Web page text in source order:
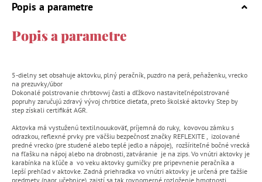
Popis a parametre
Popis a parametre
5-dielny set obsahuje aktovku, plný peračník, puzdro na perá, peňaženku, vrecko
na prezuvky/úbor
Dokonalé polstrovanie chrbtovwj časti a dľžkovo nastaviteľnépolstrované
popruhy zaručujú zdravý vývoj chrbtice dieťaťa, preto školské aktovky Step by
step získali certifikát AGR.
Aktovka má vystuženú textilnouukoväť, príjemná do ruky, kovovou zámku s
odrazkou, reflexné prvky pre väčšiu bezpečnosť značky REFLEXITE , izolované
predné vrecko (pre studené alebo teplé jedlo a nápoje), rozšíriteľné bočné vrecká
na fľašku na nápoj alebo na drobnosti, zatváranie je na zips. Vo vnútri aktovky je
karabínka na kľúče a vo veku aktovky gumičky pre pripevnenie peračníka a
lepší prehľad v aktovke. Zadná priehradka vo vnútri aktovky je určená pre ťažšie
predmety (napr. učebnice), zaistí sa tak rovnomerné rozloženie hmotnosti